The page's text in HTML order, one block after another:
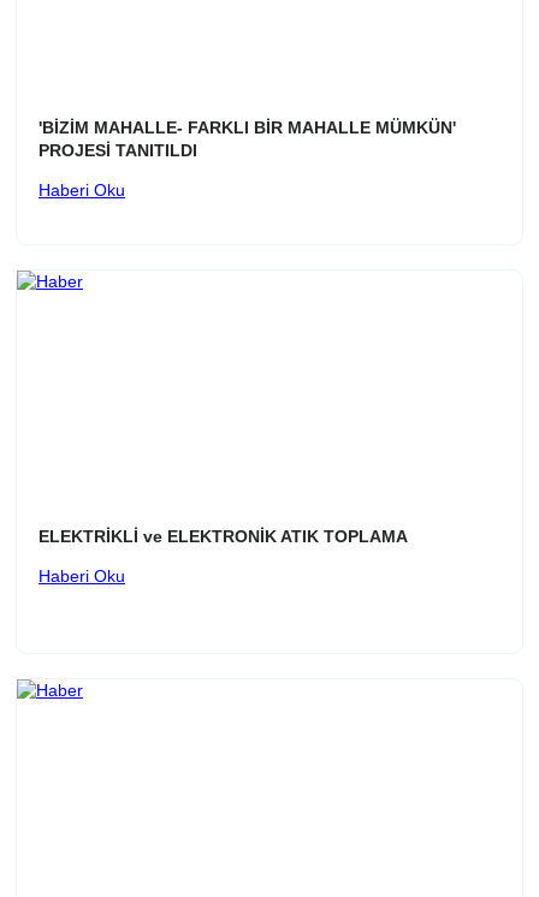
'BİZİM MAHALLE- FARKLI BİR MAHALLE MÜMKÜN'
PROJESİ TANITILDI
Haberi Oku
ELEKTRİKLİ ve ELEKTRONİK ATIK TOPLAMA
Haberi Oku